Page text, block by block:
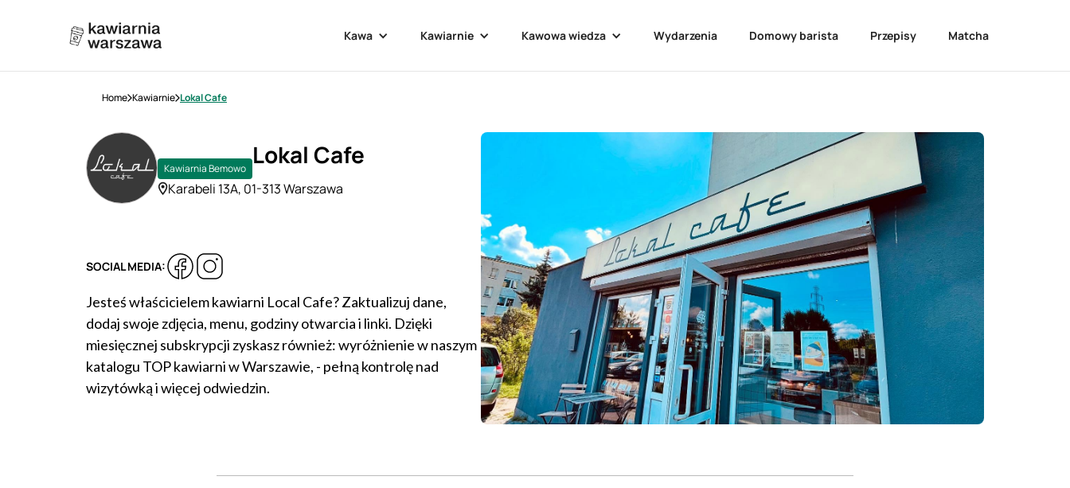
Kawa Kawiarnie Kawowa wiedza Wydarzenia Domowy barista Przepisy Matcha
Home Kawiarnie Lokal Cafe
Kawiarnia Bemowo Lokal Cafe
Karabeli 13A, 01-313 Warszawa
SOCIAL MEDIA:
Jesteś właścicielem kawiarni Local Cafe? Zaktualizuj dane,
dodaj swoje zdjęcia, menu, godziny otwarcia i linki. Dzięki
miesięcznej subskrypcji zyskasz również: wyróżnienie w naszym
katalogu TOP kawiarni w Warszawie, - pełną kontrolę nad
wizytówką i więcej odwiedzin.